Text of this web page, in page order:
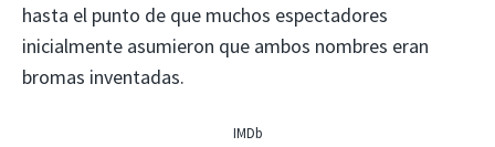
hasta el punto de que muchos espectadores
inicialmente asumieron que ambos nombres eran
bromas inventadas.
IMDb